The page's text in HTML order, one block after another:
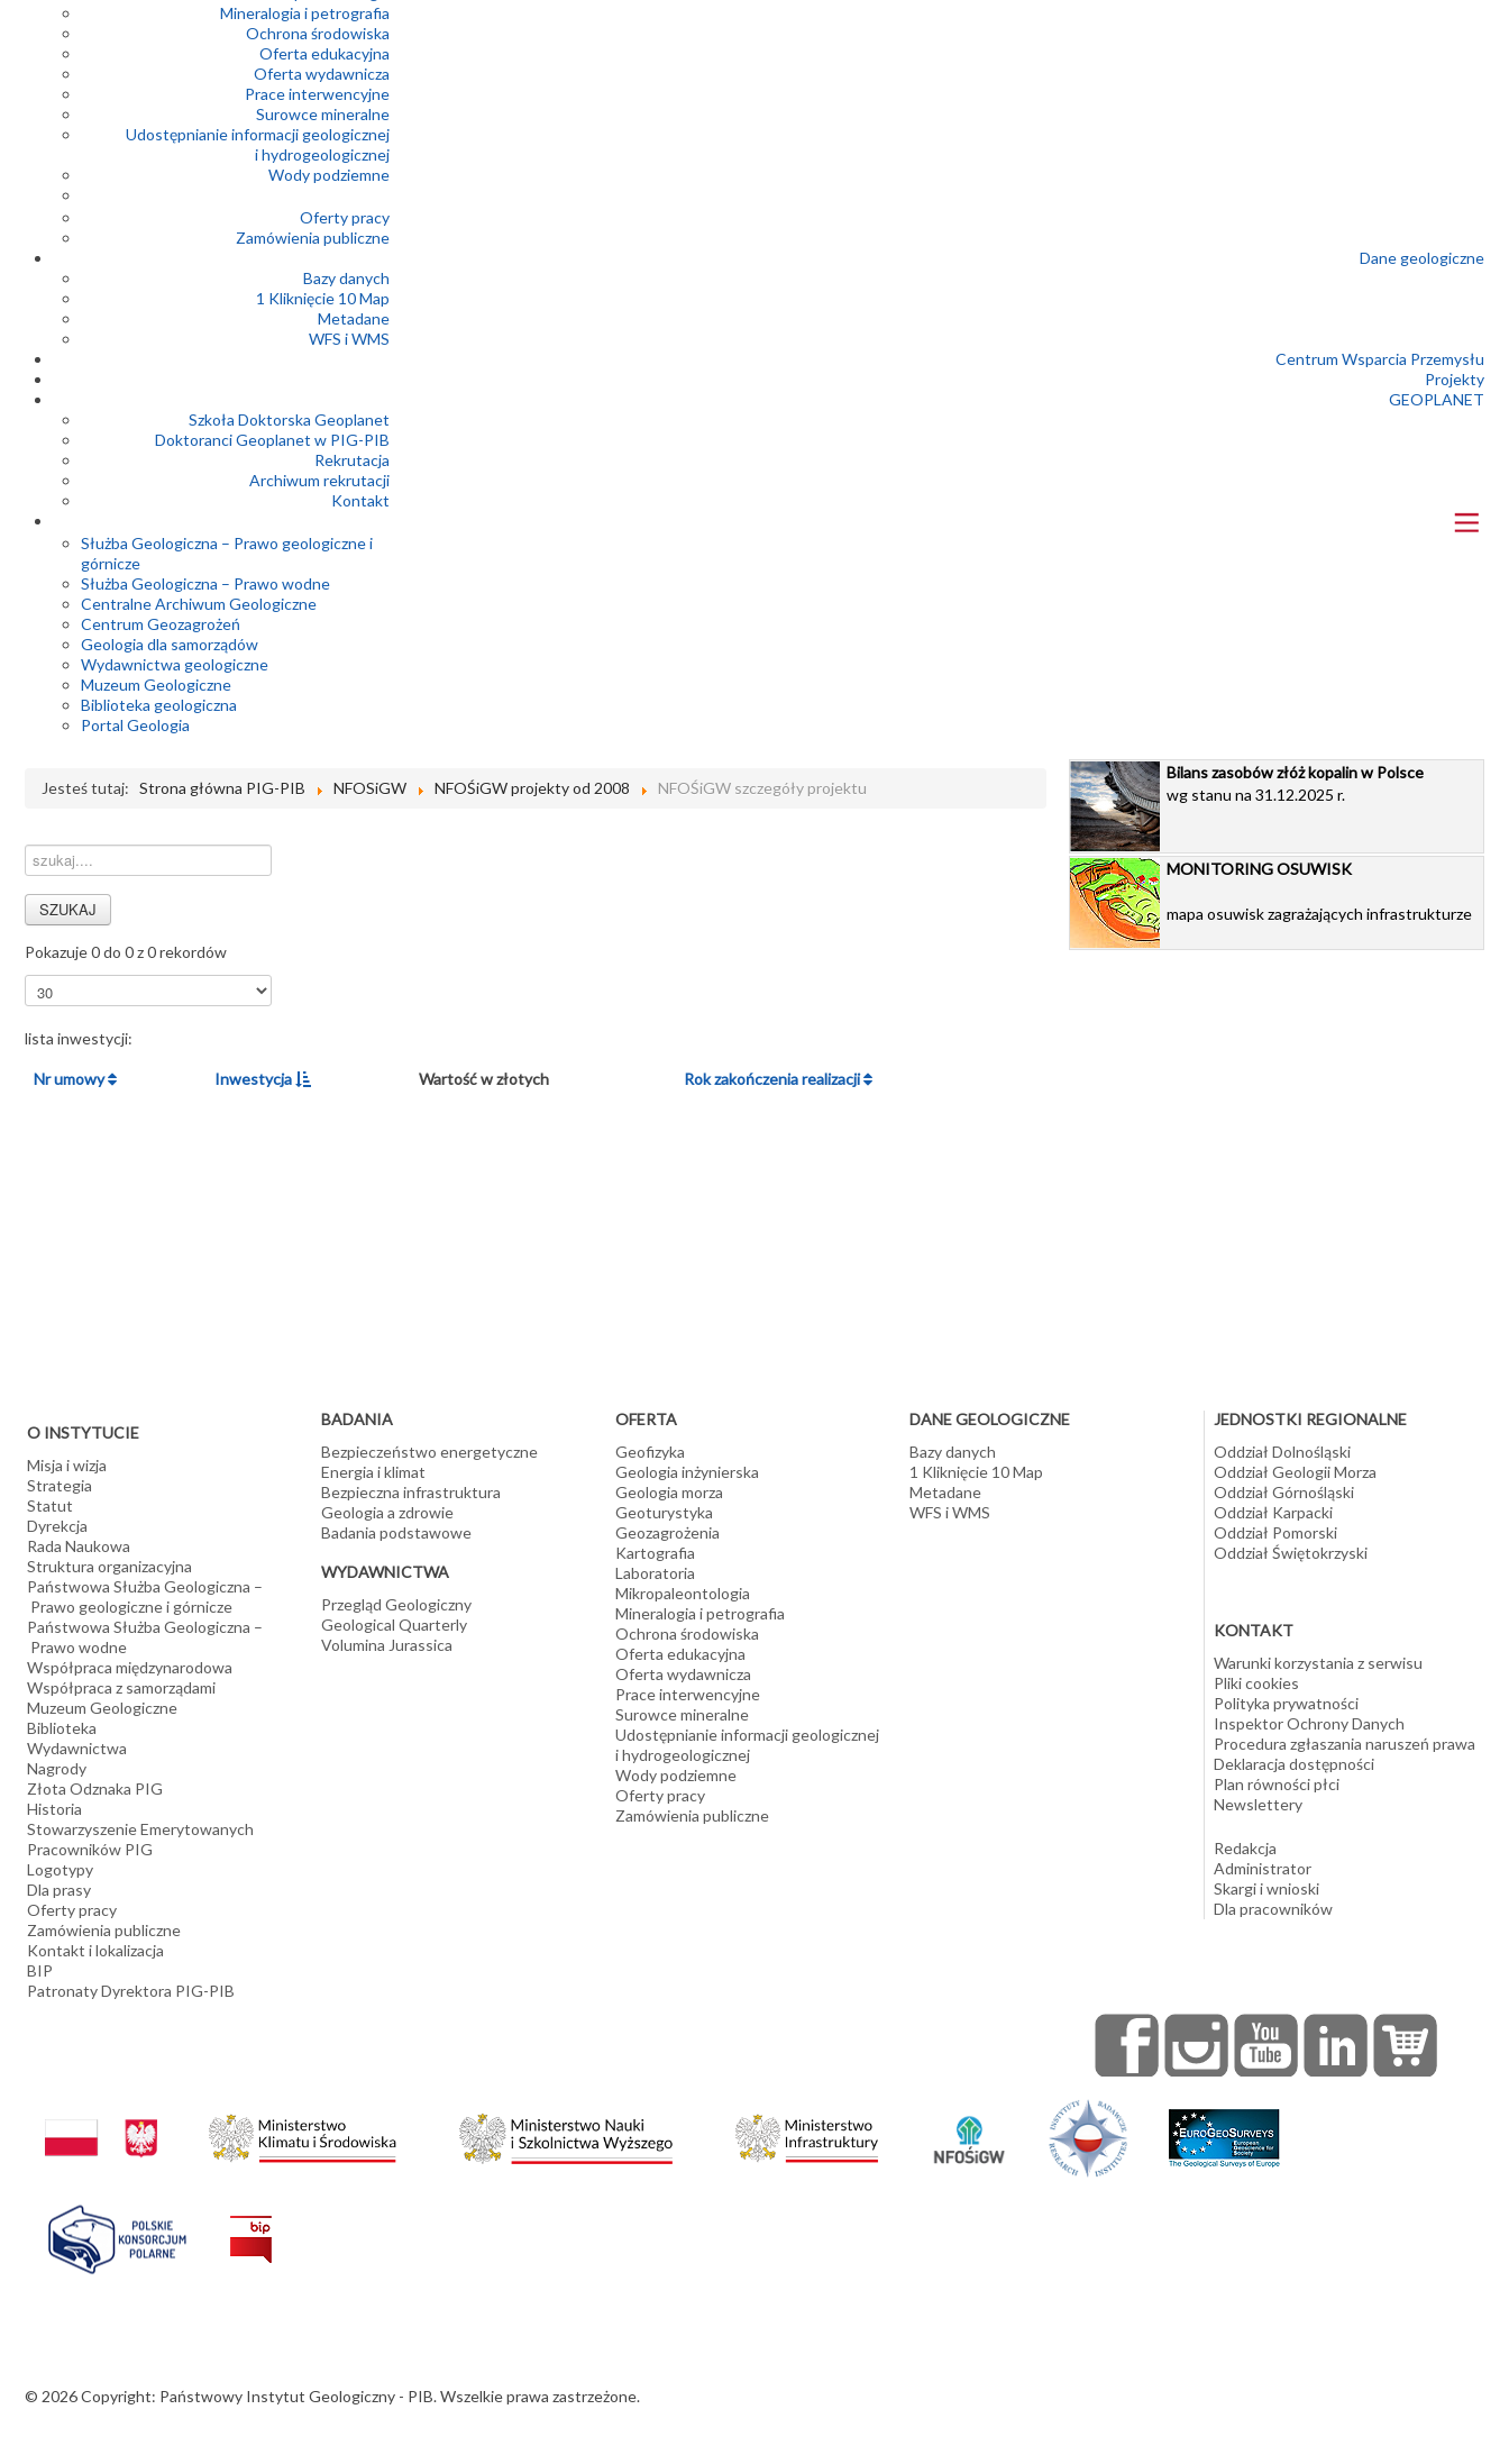
Mineralogia i petrografia
Ochrona środowiska
Oferta edukacyjna
Oferta wydawnicza
Prace interwencyjne
Surowce mineralne
Udostępnianie informacji geologicznej
i hydrogeologicznej
Wody podziemne
Oferty pracy
Zamówienia publiczne
Dane geologiczne
Bazy danych
1 Kliknięcie 10 Map
Metadane
WFS i WMS
Centrum Wsparcia Przemysłu
Projekty
GEOPLANET
Szkoła Doktorska Geoplanet
Doktoranci Geoplanet w PIG-PIB
Rekrutacja
Archiwum rekrutacji
Kontakt
Służba Geologiczna – Prawo geologiczne i
górnicze
Służba Geologiczna – Prawo wodne
Centralne Archiwum Geologiczne
Centrum Geozagrożeń
Geologia dla samorządów
Wydawnictwa geologiczne
Muzeum Geologiczne
Biblioteka geologiczna
Portal Geologia
Jesteś tutaj: Strona główna PIG-PIB NFOSiGW NFOŚiGW projekty od 2008 NFOŚiGW szczegóły projektu
Pokazuje 0 do 0 z 0 rekordów
lista inwestycji:
Nr umowy Inwestycja Wartość w złotych Rok zakończenia realizacji
Bilans zasobów złóż kopalin w Polsce
wg stanu na 31.12.2025 r.
MONITORING OSUWISK
mapa osuwisk zagrażających infrastrukturze
O INSTYTUCIE
Misja i wizja
Strategia
Statut
Dyrekcja
Rada Naukowa
Struktura organizacyjna
Państwowa Służba Geologiczna –
Prawo geologiczne i górnicze
Państwowa Służba Geologiczna –
Prawo wodne
Współpraca międzynarodowa
Współpraca z samorządami
Muzeum Geologiczne
Biblioteka
Wydawnictwa
Nagrody
Złota Odznaka PIG
Historia
Stowarzyszenie Emerytowanych
Pracowników PIG
Logotypy
Dla prasy
Oferty pracy
Zamówienia publiczne
Kontakt i lokalizacja
BIP
Patronaty Dyrektora PIG-PIB
BADANIA
Bezpieczeństwo energetyczne
Energia i klimat
Bezpieczna infrastruktura
Geologia a zdrowie
Badania podstawowe
WYDAWNICTWA
Przegląd Geologiczny
Geological Quarterly
Volumina Jurassica
OFERTA
Geofizyka
Geologia inżynierska
Geologia morza
Geoturystyka
Geozagrożenia
Kartografia
Laboratoria
Mikropaleontologia
Mineralogia i petrografia
Ochrona środowiska
Oferta edukacyjna
Oferta wydawnicza
Prace interwencyjne
Surowce mineralne
Udostępnianie informacji geologicznej
i hydrogeologicznej
Wody podziemne
Oferty pracy
Zamówienia publiczne
DANE GEOLOGICZNE
Bazy danych
1 Kliknięcie 10 Map
Metadane
WFS i WMS
JEDNOSTKI REGIONALNE
Oddział Dolnośląski
Oddział Geologii Morza
Oddział Górnośląski
Oddział Karpacki
Oddział Pomorski
Oddział Świętokrzyski
KONTAKT
Warunki korzystania z serwisu
Pliki cookies
Polityka prywatności
Inspektor Ochrony Danych
Procedura zgłaszania naruszeń prawa
Deklaracja dostępności
Plan równości płci
Newslettery
Redakcja
Administrator
Skargi i wnioski
Dla pracowników
© 2026 Copyright: Państwowy Instytut Geologiczny - PIB. Wszelkie prawa zastrzeżone.